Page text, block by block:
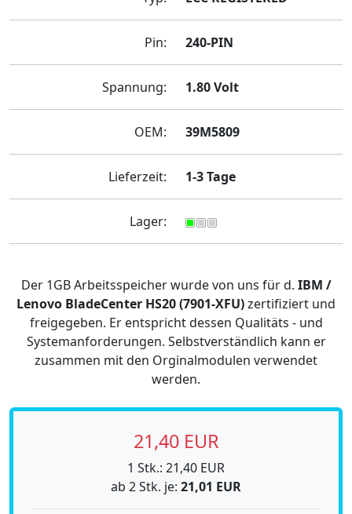
Pin: 240-PIN
Spannung: 1.80 Volt
OEM: 39M5809
Lieferzeit: 1-3 Tage
Lager:
Der 1GB Arbeitsspeicher wurde von uns für d. IBM /
Lenovo BladeCenter HS20 (7901-XFU)zertifiziert und
freigegeben. Er entspricht dessen Qualitäts - und
Systemanforderungen. Selbstverständlich kann er
zusammen mit den Orginalmodulen verwendet
werden.
21,40 EUR
1 Stk.: 21,40 EUR
ab 2 Stk. je: 21,01 EUR